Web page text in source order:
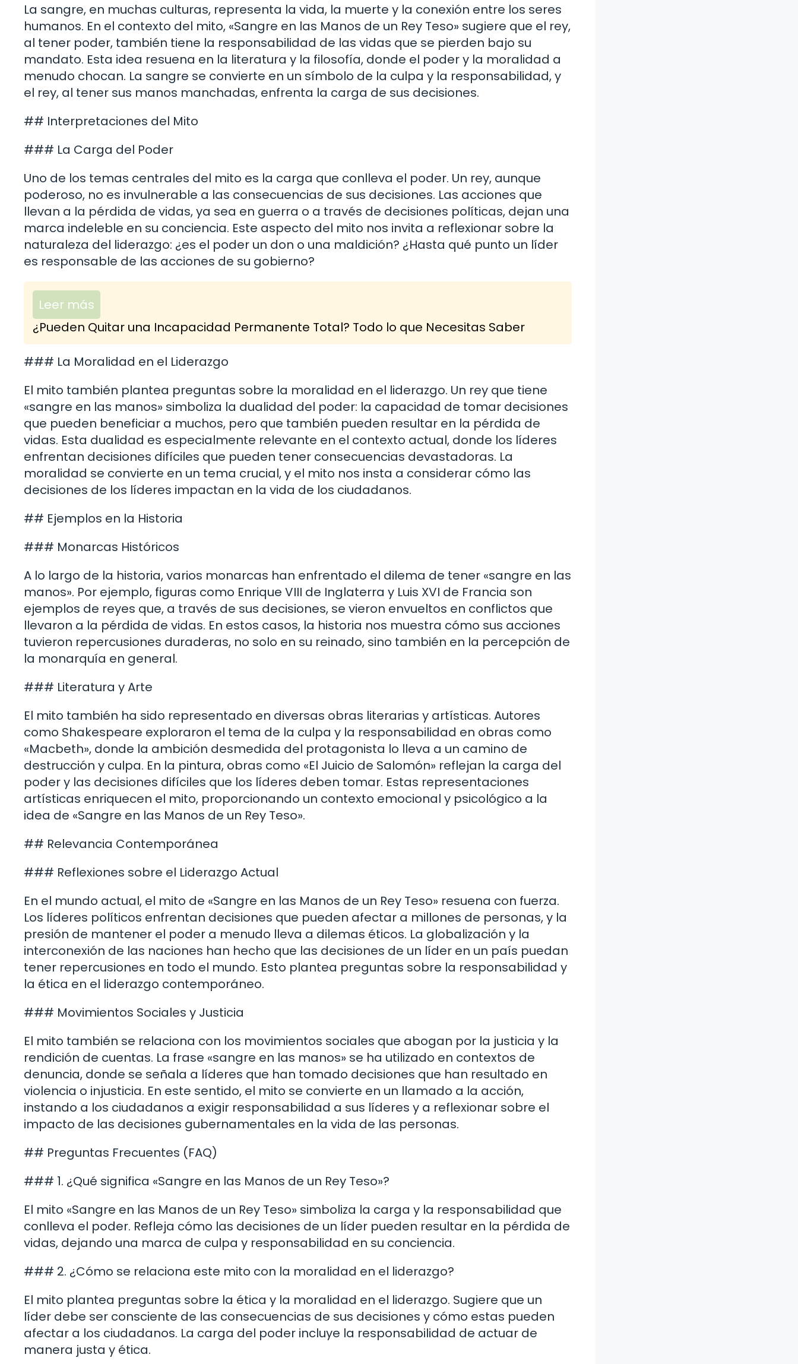
La sangre, en muchas culturas, representa la vida, la muerte y la conexión entre los seres
humanos. En el contexto del mito, «Sangre en las Manos de un Rey Teso» sugiere que el rey,
al tener poder, también tiene la responsabilidad de las vidas que se pierden bajo su
mandato. Esta idea resuena en la literatura y la filosofía, donde el poder y la moralidad a
menudo chocan. La sangre se convierte en un símbolo de la culpa y la responsabilidad, y
el rey, al tener sus manos manchadas, enfrenta la carga de sus decisiones.
## Interpretaciones del Mito
### La Carga del Poder
Uno de los temas centrales del mito es la carga que conlleva el poder. Un rey, aunque
poderoso, no es invulnerable a las consecuencias de sus decisiones. Las acciones que
llevan a la pérdida de vidas, ya sea en guerra o a través de decisiones políticas, dejan una
marca indeleble en su conciencia. Este aspecto del mito nos invita a reflexionar sobre la
naturaleza del liderazgo: ¿es el poder un don o una maldición? ¿Hasta qué punto un líder
es responsable de las acciones de su gobierno?
Leer más
¿Pueden Quitar una Incapacidad Permanente Total? Todo lo que Necesitas Saber
### La Moralidad en el Liderazgo
El mito también plantea preguntas sobre la moralidad en el liderazgo. Un rey que tiene
«sangre en las manos» simboliza la dualidad del poder: la capacidad de tomar decisiones
que pueden beneficiar a muchos, pero que también pueden resultar en la pérdida de
vidas. Esta dualidad es especialmente relevante en el contexto actual, donde los líderes
enfrentan decisiones difíciles que pueden tener consecuencias devastadoras. La
moralidad se convierte en un tema crucial, y el mito nos insta a considerar cómo las
decisiones de los líderes impactan en la vida de los ciudadanos.
## Ejemplos en la Historia
### Monarcas Históricos
A lo largo de la historia, varios monarcas han enfrentado el dilema de tener «sangre en las
manos». Por ejemplo, figuras como Enrique VIII de Inglaterra y Luis XVI de Francia son
ejemplos de reyes que, a través de sus decisiones, se vieron envueltos en conflictos que
llevaron a la pérdida de vidas. En estos casos, la historia nos muestra cómo sus acciones
tuvieron repercusiones duraderas, no solo en su reinado, sino también en la percepción de
la monarquía en general.
### Literatura y Arte
El mito también ha sido representado en diversas obras literarias y artísticas. Autores
como Shakespeare exploraron el tema de la culpa y la responsabilidad en obras como
«Macbeth», donde la ambición desmedida del protagonista lo lleva a un camino de
destrucción y culpa. En la pintura, obras como «El Juicio de Salomón» reflejan la carga del
poder y las decisiones difíciles que los líderes deben tomar. Estas representaciones
artísticas enriquecen el mito, proporcionando un contexto emocional y psicológico a la
idea de «Sangre en las Manos de un Rey Teso».
## Relevancia Contemporánea
### Reflexiones sobre el Liderazgo Actual
En el mundo actual, el mito de «Sangre en las Manos de un Rey Teso» resuena con fuerza.
Los líderes políticos enfrentan decisiones que pueden afectar a millones de personas, y la
presión de mantener el poder a menudo lleva a dilemas éticos. La globalización y la
interconexión de las naciones han hecho que las decisiones de un líder en un país puedan
tener repercusiones en todo el mundo. Esto plantea preguntas sobre la responsabilidad y
la ética en el liderazgo contemporáneo.
### Movimientos Sociales y Justicia
El mito también se relaciona con los movimientos sociales que abogan por la justicia y la
rendición de cuentas. La frase «sangre en las manos» se ha utilizado en contextos de
denuncia, donde se señala a líderes que han tomado decisiones que han resultado en
violencia o injusticia. En este sentido, el mito se convierte en un llamado a la acción,
instando a los ciudadanos a exigir responsabilidad a sus líderes y a reflexionar sobre el
impacto de las decisiones gubernamentales en la vida de las personas.
## Preguntas Frecuentes (FAQ)
### 1. ¿Qué significa «Sangre en las Manos de un Rey Teso»?
El mito «Sangre en las Manos de un Rey Teso» simboliza la carga y la responsabilidad que
conlleva el poder. Refleja cómo las decisiones de un líder pueden resultar en la pérdida de
vidas, dejando una marca de culpa y responsabilidad en su conciencia.
### 2. ¿Cómo se relaciona este mito con la moralidad en el liderazgo?
El mito plantea preguntas sobre la ética y la moralidad en el liderazgo. Sugiere que un
líder debe ser consciente de las consecuencias de sus decisiones y cómo estas pueden
afectar a los ciudadanos. La carga del poder incluye la responsabilidad de actuar de
manera justa y ética.